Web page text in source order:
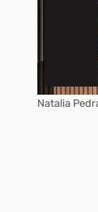
Natalia